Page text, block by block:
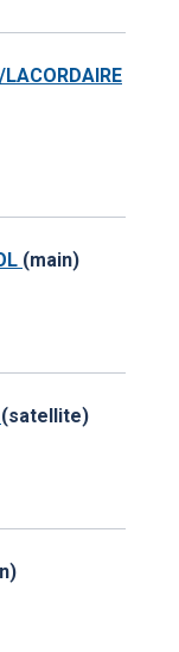
(main)
(satellite)